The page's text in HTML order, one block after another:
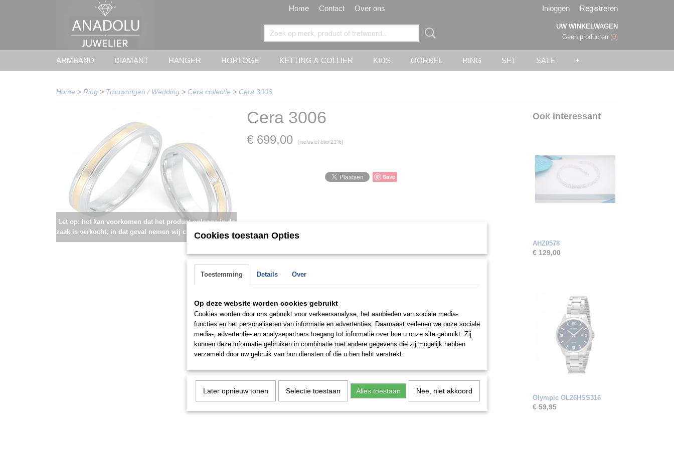
Home Contact Over ons Inloggen Registreren
UW WINKELWAGEN
Geen producten (0)
ARMBAND DIAMANT HANGER HORLOGE KETTING & COLLIER KIDS OORBEL RING SET SALE +
Home > Ring > Trouwringen / Wedding > Cera collectie > Cera 3006
Let op: het kan voorkomen dat het product onlangs in de
zaak is verkocht; in dat geval nemen wij contact met u op.
Cera 3006
€ 699,00 (inclusief btw 21%)
Save
Ook interessant
AHZ0578
€ 129,00
Olympic OL26HSS316
€ 59,95
Cookies toestaan Opties
Toestemming Details Over
Op deze website worden cookies gebruikt
Cookies worden door ons gebruikt voor verkeersanalyse, het aanbieden van sociale media-
functies en het personaliseren van informatie en advertenties. Daarnaast verlenen we onze sociale
media-, advertentie- en analysepartners toegang tot informatie over hoe u onze site gebruikt. Zij
kunnen deze informatie gebruiken in combinatie met andere gegevens die zij mogelijk hebben
verzameld door uw gebruik van hun diensten of die u hen hebt verstrekt.
Later opnieuw tonen Selectie toestaan Alles toestaan Nee, niet akkoord